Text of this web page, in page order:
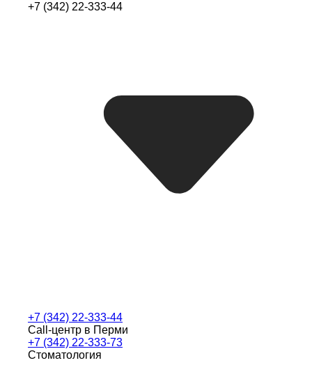
+7 (342) 22-333-44
+7 (342) 22-333-44
Call-центр в Перми
+7 (342) 22-333-73
Стоматология